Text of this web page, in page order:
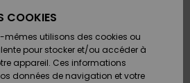
COOKIES
mêmes utilisons des cookies ou
pour stocker et/ou accéder à
appareil. Ces informations
données de navigation et votre